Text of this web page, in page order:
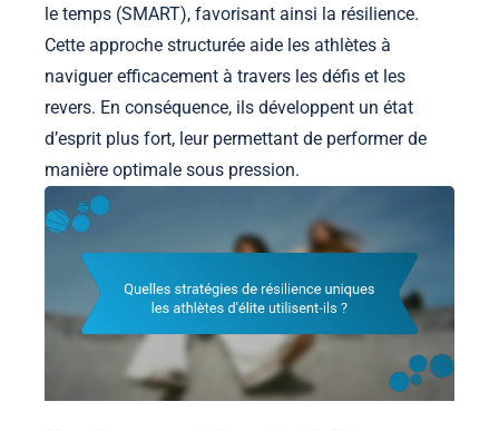
le temps (SMART), favorisant ainsi la résilience.
Cette approche structurée aide les athlètes à
naviguer efficacement à travers les défis et les
revers. En conséquence, ils développent un état
d’esprit plus fort, leur permettant de performer de
manière optimale sous pression.